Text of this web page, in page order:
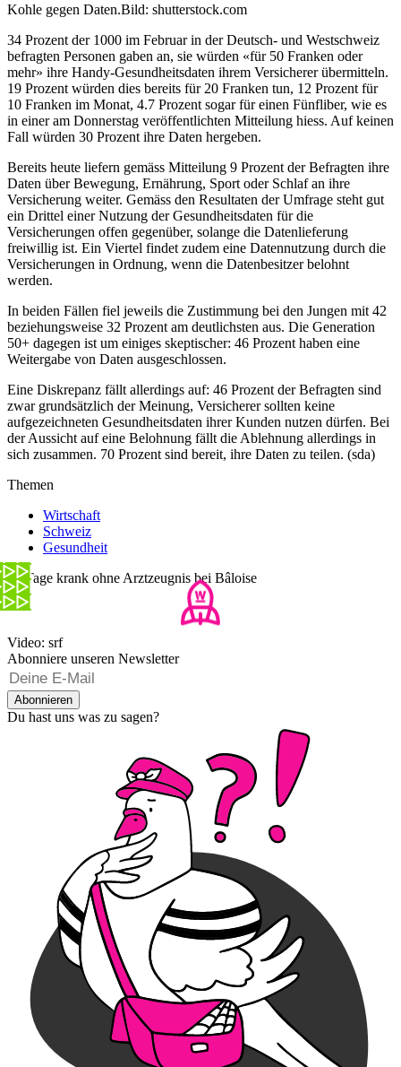
Kohle gegen Daten.Bild: shutterstock.com
34 Prozent der 1000 im Februar in der Deutsch- und Westschweiz
befragten Personen gaben an, sie würden «für 50 Franken oder
mehr» ihre Handy-Gesundheitsdaten ihrem Versicherer übermitteln.
19 Prozent würden dies bereits für 20 Franken tun, 12 Prozent für
10 Franken im Monat, 4.7 Prozent sogar für einen Fünfliber, wie es
in einer am Donnerstag veröffentlichten Mitteilung hiess. Auf keinen
Fall würden 30 Prozent ihre Daten hergeben.
Bereits heute liefern gemäss Mitteilung 9 Prozent der Befragten ihre
Daten über Bewegung, Ernährung, Sport oder Schlaf an ihre
Versicherung weiter. Gemäss den Resultaten der Umfrage steht gut
ein Drittel einer Nutzung der Gesundheitsdaten für die
Versicherungen offen gegenüber, solange die Datenlieferung
freiwillig ist. Ein Viertel findet zudem eine Datennutzung durch die
Versicherungen in Ordnung, wenn die Datenbesitzer belohnt
werden.
In beiden Fällen fiel jeweils die Zustimmung bei den Jungen mit 42
beziehungsweise 32 Prozent am deutlichsten aus. Die Generation
50+ dagegen ist um einiges skeptischer: 46 Prozent haben eine
Weitergabe von Daten ausgeschlossen.
Eine Diskrepanz fällt allerdings auf: 46 Prozent der Befragten sind
zwar grundsätzlich der Meinung, Versicherer sollten keine
aufgezeichneten Gesundheitsdaten ihrer Kunden nutzen dürfen. Bei
der Aussicht auf eine Belohnung fällt die Ablehnung allerdings in
sich zusammen. 70 Prozent sind bereit, ihre Daten zu teilen. (sda)
Themen
Wirtschaft
Schweiz
Gesundheit
10 Tage krank ohne Arztzeugnis bei Bâloise
Video: srf
Abonniere unseren Newsletter
Abonnieren
Du hast uns was zu sagen?